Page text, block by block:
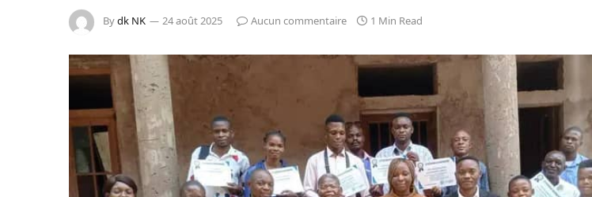
Bydk NK 24 août 2025 Aucun commentaire 1 Min Read